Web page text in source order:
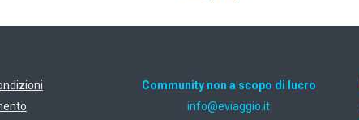
Community non a scopo di lucro
ti.oiggaive@ofni